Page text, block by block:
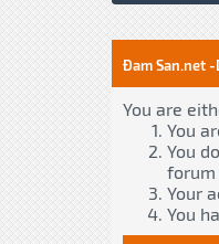
Đam San.net -
You are
You
You
forum
Your
You